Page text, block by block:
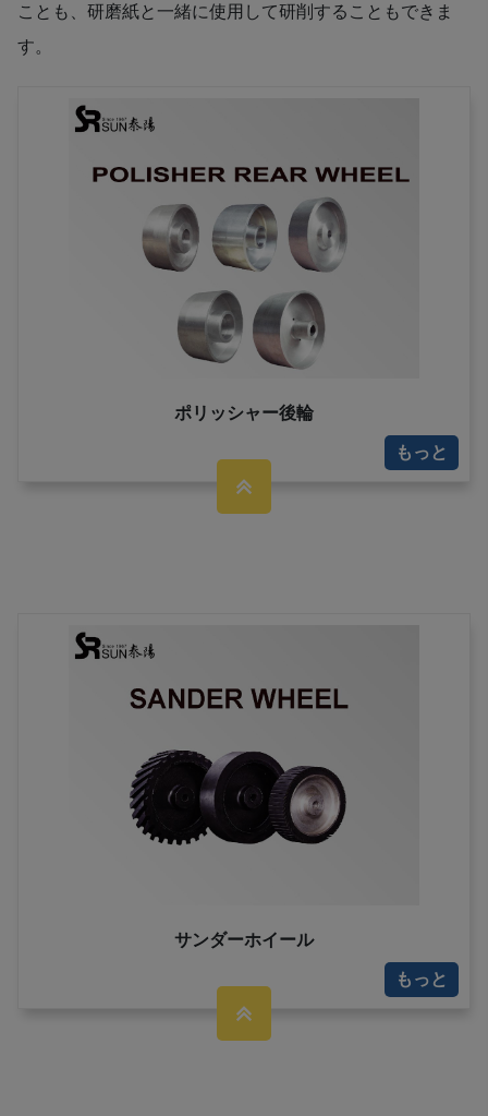
ことも、研磨紙と一緒に使用して研削することもできま
す。
ポリッシャー後輪
もっと
サンダーホイール
もっと